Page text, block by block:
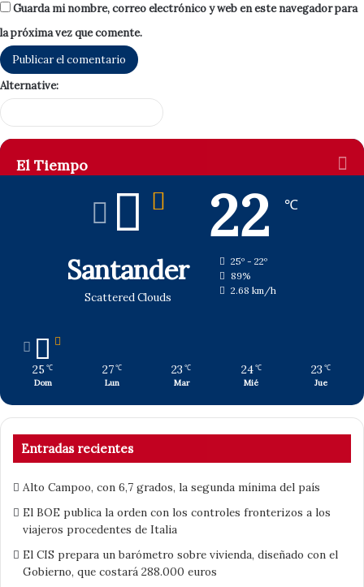
Guarda mi nombre, correo electrónico y web en este navegador para
la próxima vez que comente.
Alternative:
El Tiempo
Santander
Scattered Clouds
22 ℃
25º - 22º
89%
2.68 km/h
25 ℃
Dom
27 ℃
Lun
23 ℃
Mar
24 ℃
Mié
23 ℃
Jue
Entradas recientes
Alto Campoo, con 6,7 grados, la segunda mínima del país
El BOE publica la orden con los controles fronterizos a los
viajeros procedentes de Italia
El CIS prepara un barómetro sobre vivienda, diseñado con el
Gobierno, que costará 288.000 euros